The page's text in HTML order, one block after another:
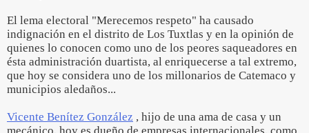
El lema electoral "Merecemos respeto" ha causado
indignación en el distrito de Los Tuxtlas y en la opinión de
quienes lo conocen como uno de los peores saqueadores en
ésta administración duartista, al enriquecerse a tal extremo,
que hoy se considera uno de los millonarios de Catemaco y
municipios aledaños...
Vicente Benítez González , hijo de una ama de casa y un